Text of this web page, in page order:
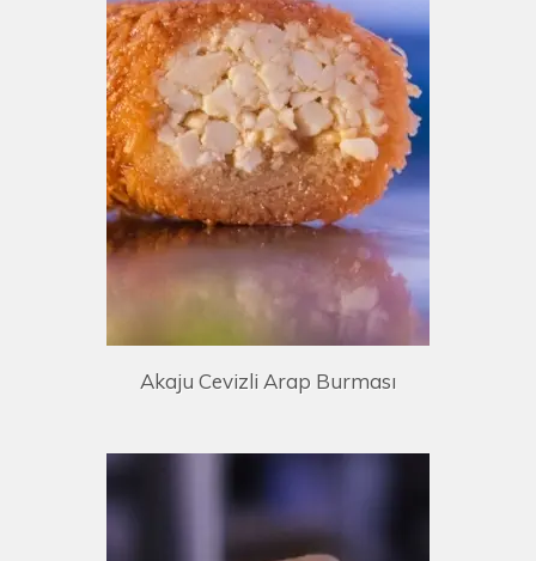
Akaju Cevizli Arap Burması